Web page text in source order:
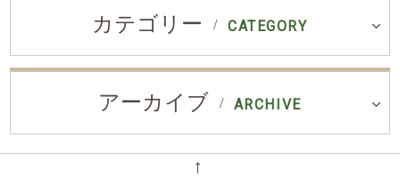
カテゴリー CATEGORY
アーカイブ ARCHIVE
←